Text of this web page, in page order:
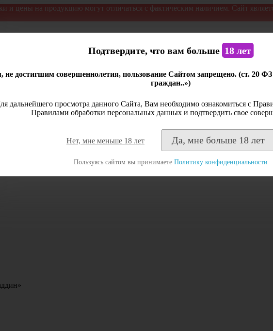
и цены на продукцию могут отличаться с фактическим наличием. Сайт
Подтвердите, что вам больше 18 лет
не достигшим совершеннолетия, пользование Сайтом запрещено. (ст. 20
граждан..»)
дальнейшего просмотра данного Сайта, Вам необходимо ознакомиться с
Правилами обработки персональных данных и подтвердить свое
Нет, мне меньше 18 лет Да, мне больше 18 лет
Пользуясь сайтом вы принимаете Политику конфиденциальности